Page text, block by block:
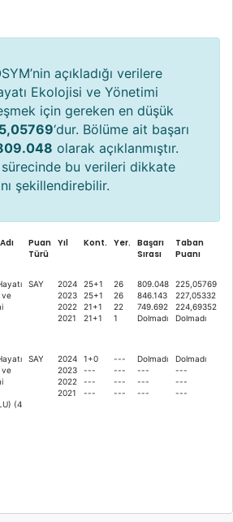
açıkladığı verilere
Ekolojisi ve Yönetimi
için gereken en düşük
‘dur. Bölüme ait başarı
olarak açıklanmıştır.
bu verileri dikkate
şekillendirebilir.
Puan
Türü
Yıl Kont. Yer. Başarı
Sırası
Taban
Puanı
ve
SAY
2024
2023
2022
2021
25+1
25+1
21+1
21+1
26
26
22
1
809.048
846.143
749.692
Dolmadı
225,05769
227,05332
224,69352
Dolmadı
ve
(4
SAY
2024
2023
2022
2021
1+0
---
---
---
---
---
---
---
Dolmadı
---
---
---
Dolmadı
---
---
---